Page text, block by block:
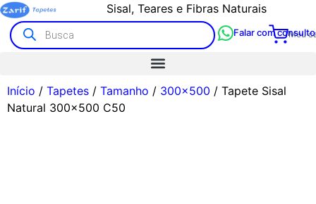
Sisal, Teares e Fibras Naturais
Meu
Falar com
Início / Tapetes / Tamanho / 300x500 / Tapete Sisal
Natural 300×500 C50